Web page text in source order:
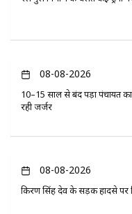
08-08-2026
10–15 साल से बंद पड़ा पंचायत का
रही जर्जर
08-08-2026
किरण सिंह देव के सड़क हादसे